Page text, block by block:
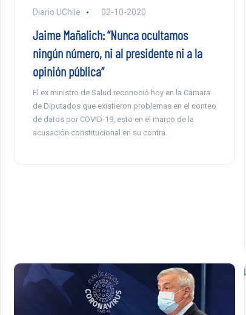
Diario UChile 02-10-2020
Jaime Mañalich: “Nunca ocultamos
ningún número, ni al presidente ni a la
opinión pública”
El ex ministro de Salud reconoció hoy en la Cámara
de Diputados que existieron problemas en el conteo
de datos por COVID-19, esto en el marco de la
acusación constitucional en su contra.